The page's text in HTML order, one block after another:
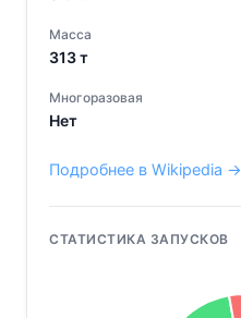
Масса
313т
Многоразовая
Нет
Подробнее в Wikipedia →
СТАТИСТИКА ЗАПУСКОВ